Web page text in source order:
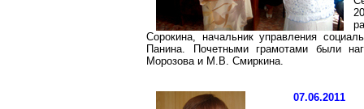
Сорокина, начальник управления
Панина. Почетными грамотами были
Морозова и М.В. Смиркина.
07.06.2011